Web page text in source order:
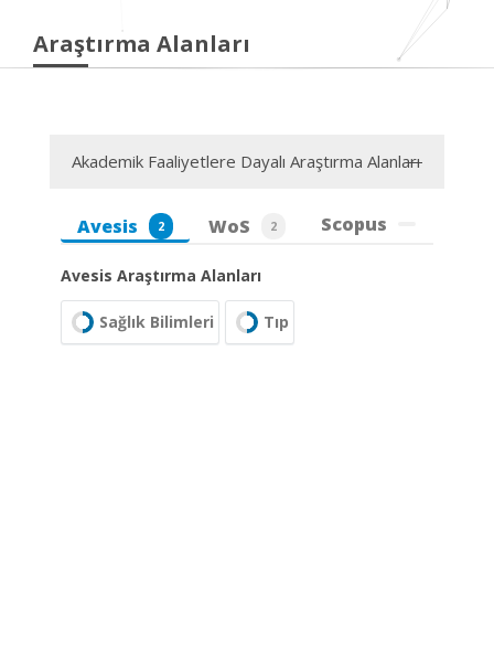
Araştırma Alanları
Akademik Faaliyetlere Dayalı Araştırma Alanları
Avesis 2 WoS 2 Scopus
Avesis Araştırma Alanları
Sağlık Bilimleri Tıp